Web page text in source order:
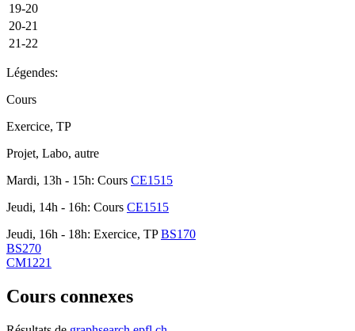
19-20
20-21
21-22
Légendes:
Cours
Exercice, TP
Projet, Labo, autre
Mardi, 13h - 15h: Cours CE1515
Jeudi, 14h - 16h: Cours CE1515
Jeudi, 16h - 18h: Exercice, TPBS170
BS270
CM1221
Cours connexes